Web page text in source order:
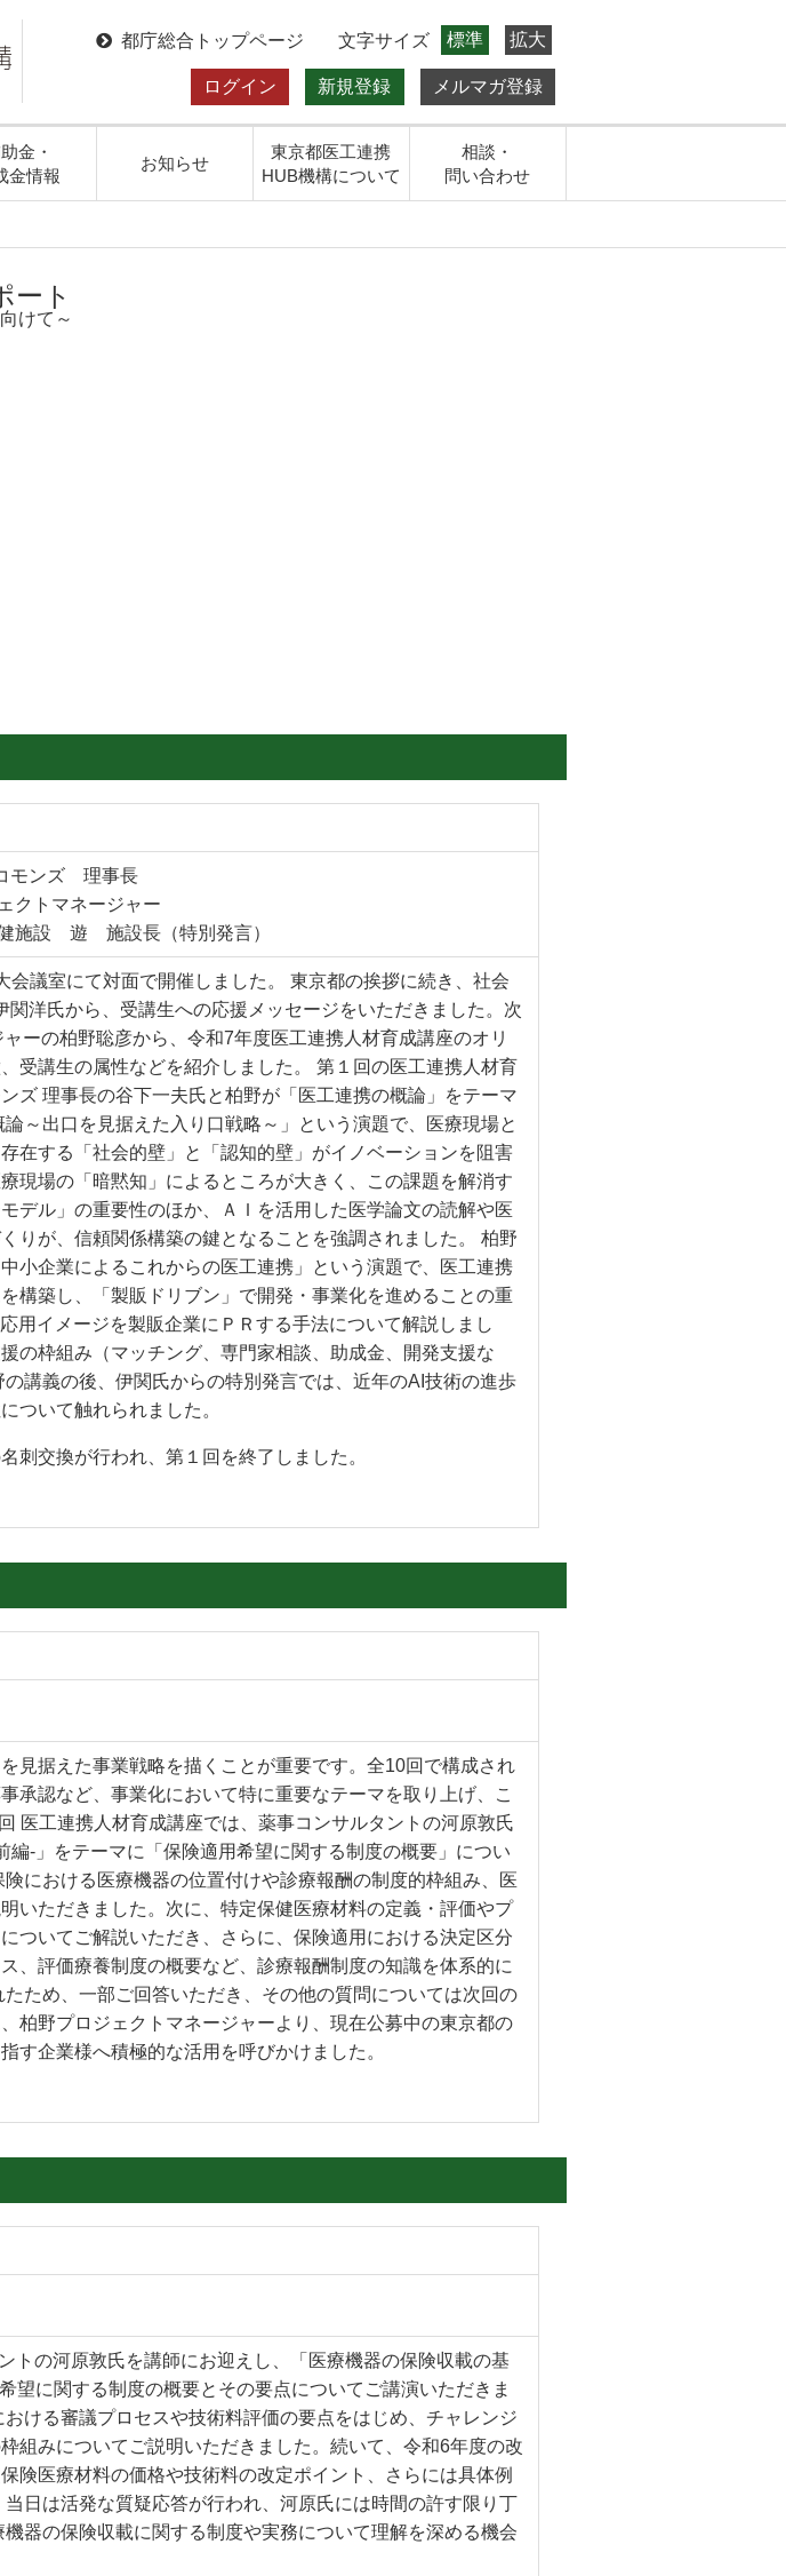
都庁総合トップページ 文字サイズ 標準 拡大
ログイン 新規登録 メルマガ登録
金・
金情報
お知らせ
東京都医工連携
HUB機構について
相談・
問い合わせ
ート
けて～
モンズ 理事長
トマネージャー
設 遊 施設長（特別発言）
議室にて対面で開催しました。 東京都の挨拶に続き、社会
洋氏から、受講生への応援メッセージをいただきました。次
ーの柏野聡彦から、令和7年度医工連携人材育成講座のオリ
受講生の属性などを紹介しました。 第１回の医工連携人材育
ズ 理事長の谷下一夫氏と柏野が「医工連携の概論」をテーマ
～出口を見据えた入り口戦略～」という演題で、医療現場と
在する「社会的壁」と「認知的壁」がイノベーションを阻害
現場の「暗黙知」によるところが大きく、この課題を解消す
デル」の重要性のほか、ＡＩを活用した医学論文の読解や医
りが、信頼関係構築の鍵となることを強調されました。 柏野
小企業によるこれからの医工連携」という演題で、医工連携
構築し、「製販ドリブン」で開発・事業化を進めることの重
用イメージを製販企業にＰＲする手法について解説しまし
の枠組み（マッチング、専門家相談、助成金、開発支援な
講義の後、伊関氏からの特別発言では、近年のAI技術の進歩
ついて触れられました。
刺交換が行われ、第１回を終了しました。
見据えた事業戦略を描くことが重要です。全10回で構成され
承認など、事業化において特に重要なテーマを取り上げ、こ
医工連携人材育成講座では、薬事コンサルタントの河原敦氏
-」をテーマに「保険適用希望に関する制度の概要」につい
における医療機器の位置付けや診療報酬の制度的枠組み、医
いただきました。次に、特定保健医療材料の定義・評価やプ
ついてご解説いただき、さらに、保険適用における決定区分
、評価療養制度の概要など、診療報酬制度の知識を体系的に
ため、一部ご回答いただき、その他の質問については次回の
柏野プロジェクトマネージャーより、現在公募中の東京都の
す企業様へ積極的な活用を呼びかけました。
トの河原敦氏を講師にお迎えし、「医療機器の保険収載の基
望に関する制度の概要とその要点についてご講演いただきま
ける審議プロセスや技術料評価の要点をはじめ、チャレンジ
組みについてご説明いただきました。続いて、令和6年度の改
険医療材料の価格や技術料の改定ポイント、さらには具体例
日は活発な質疑応答が行われ、河原氏には時間の許す限り丁
器の保険収載に関する制度や実務について理解を深める機会